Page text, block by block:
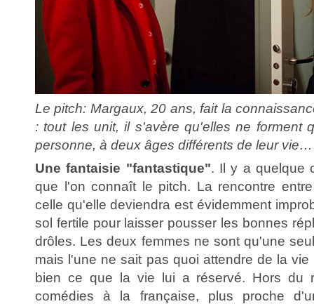
Le pitch: Margaux, 20 ans, fait la
: tout les unit, il s'avère qu'elles ne forment
personne, à deux âges différents de leur vie…
Une fantaisie "fantastique". Il y a quelque
que l'on connaît le pitch. La rencontre
celle qu'elle deviendra est évidemment
sol fertile pour laisser pousser les bonnes
drôles. Les deux femmes ne sont qu'une
mais l'une ne sait pas quoi attendre de la
bien ce que la vie lui a réservé. Hors du
comédies à la française, plus proche